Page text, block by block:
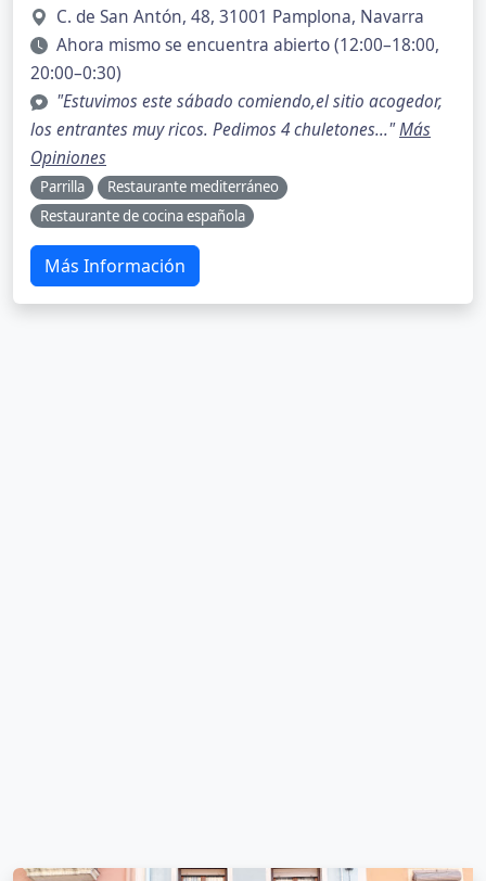
C. de San Antón, 48, 31001 Pamplona, Navarra
Ahora mismo se encuentra abierto (12:00–18:00,
20:00–0:30)
"Estuvimos este sábado comiendo,el sitio acogedor,
los entrantes muy ricos. Pedimos 4 chuletones..."Más
Opiniones
Parrilla
Restaurante mediterráneo
Restaurante de cocina española
Más Información